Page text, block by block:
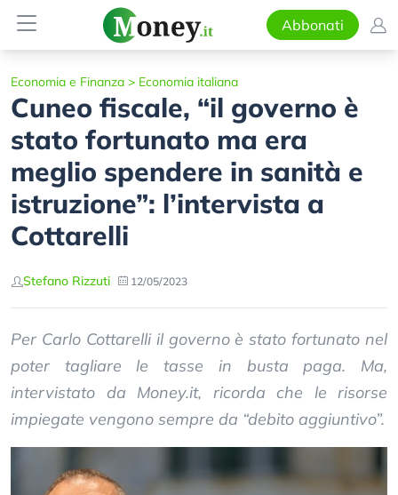
Abbonati
Economia e Finanza > Economia italiana
Cuneo fiscale, “il governo è
stato fortunato ma era
meglio spendere in sanità e
istruzione”: l’intervista a
Cottarelli
Stefano Rizzuti 12/05/2023
Per Carlo Cottarelli il governo è stato fortunato nel
poter tagliare le tasse in busta paga. Ma,
intervistato da Money.it, ricorda che le risorse
impiegate vengono sempre da “debito aggiuntivo”.